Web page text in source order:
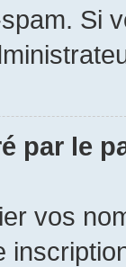
Si
par le
vos